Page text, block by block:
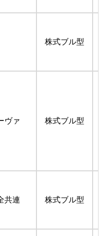
株式ブル型
ヴァ 株式ブル型
共連 株式ブル型